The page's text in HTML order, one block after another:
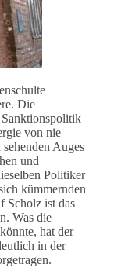
Die
von nie
Auges
und
Politiker
kümmernden
Scholz ist das
Was die
hat der
in der